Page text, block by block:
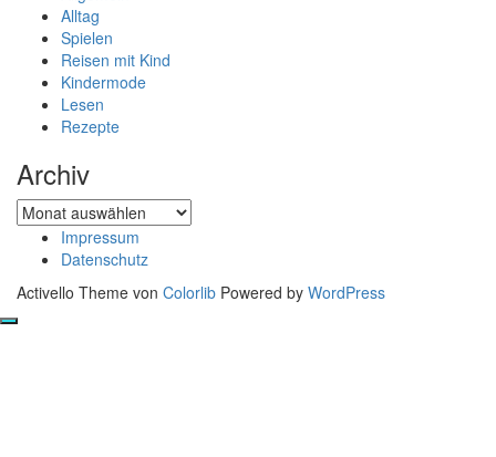
Alltag
Spielen
Reisen mit Kind
Kindermode
Lesen
Rezepte
Archiv
Archiv
Impressum
Datenschutz
Activello Theme von Colorlib Powered by WordPress